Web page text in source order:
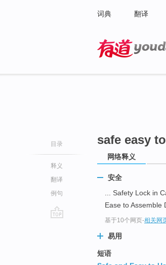
词典 翻译
目录
释义
翻译
例句
safe easy
网络释义
安全
... Safety Lock in
Ease to Assemble
基于10个网页-相关网
易用
短语